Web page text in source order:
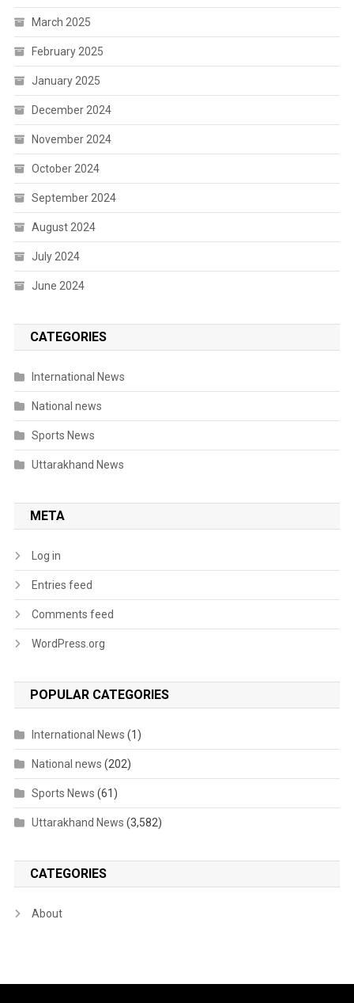
March 2025
February 2025
January 2025
December 2024
November 2024
October 2024
September 2024
August 2024
July 2024
June 2024
CATEGORIES
International News
National news
Sports News
Uttarakhand News
META
Log in
Entries feed
Comments feed
WordPress.org
POPULAR CATEGORIES
International News (1)
National news (202)
Sports News (61)
Uttarakhand News (3,582)
CATEGORIES
About